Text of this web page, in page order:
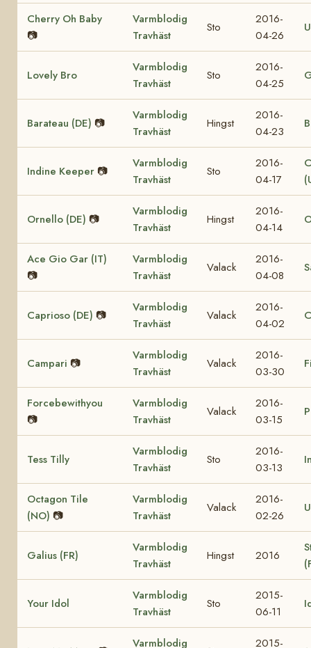
Cherry Oh Baby
📷
Varmblodig
Travhäst
Sto
2016-
04-26
Lovely Bro
Varmblodig
Travhäst
Sto
2016-
04-25
Barateau (DE) 📷
Varmblodig
Travhäst
Hingst
2016-
04-23
Indine Keeper 📷
Varmblodig
Travhäst
Sto
2016-
04-17
Ornello (DE) 📷
Varmblodig
Travhäst
Hingst
2016-
04-14
Ace Gio Gar (IT)
📷
Varmblodig
Travhäst
Valack
2016-
04-08
Caprioso (DE) 📷
Varmblodig
Travhäst
Valack
2016-
04-02
Campari 📷
Varmblodig
Travhäst
Valack
2016-
03-30
Forcebewithyou
📷
Varmblodig
Travhäst
Valack
2016-
03-15
Tess Tilly
Varmblodig
Travhäst
Sto
2016-
03-13
Octagon Tile
(NO) 📷
Varmblodig
Travhäst
Valack
2016-
02-26
Galius (FR)
Varmblodig
Travhäst
Hingst 2016
Your Idol
Varmblodig
Travhäst
Sto
2015-
06-11
Varmblodig
2015-